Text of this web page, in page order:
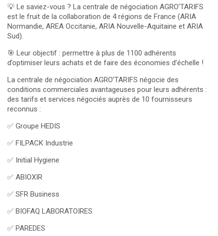
💡 Le saviez-vous ? La centrale de négociation AGRO’TARIFS
est le fruit de la collaboration de 4 régions de France (ARIA
Normandie, AREA Occitanie, ARIA Nouvelle-Aquitaine et ARIA
Sud).
🎯 Leur objectif : permettre à plus de 1100 adhérents
d’optimiser leurs achats et de faire des économies d’échelle !
La centrale de négociation AGRO’TARIFS négocie des
conditions commerciales avantageuses pour leurs adhérents :
des tarifs et services négociés auprès de 10 fournisseurs
reconnus :
✅ Groupe HEDIS
✅ FILPACK Industrie
✅ Initial Hygiene
✅ ABIOXIR
✅ SFR Business
✅ BIOFAQ LABORATOIRES
✅ PAREDES